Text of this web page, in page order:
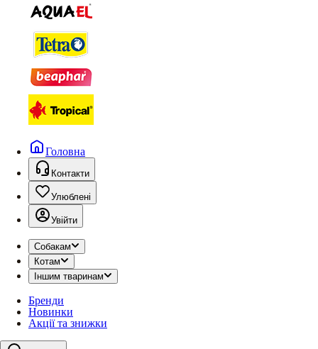
Головна
Контакти
Улюблені
Увійти
Собакам
Котам
Іншим тваринам
Бренди
Новинки
Акції та знижки